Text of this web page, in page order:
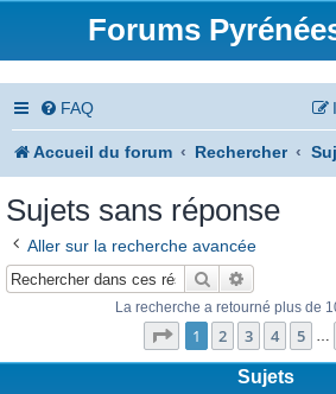
Forums
FAQ
Accueil du forum Rechercher
Sujets sans réponse
Aller sur la recherche avancée
Rechercher
La recherche a retourné plus de
Page 1sur20
1 2 3 4 5 …
Sujets